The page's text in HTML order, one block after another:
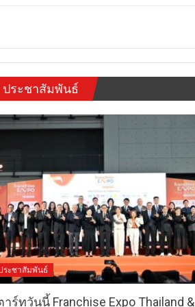
ประชาสัมพันธ์
ระชาสัมพันธ์
าร์ทวันนี้ Franchise Expo Thailand &